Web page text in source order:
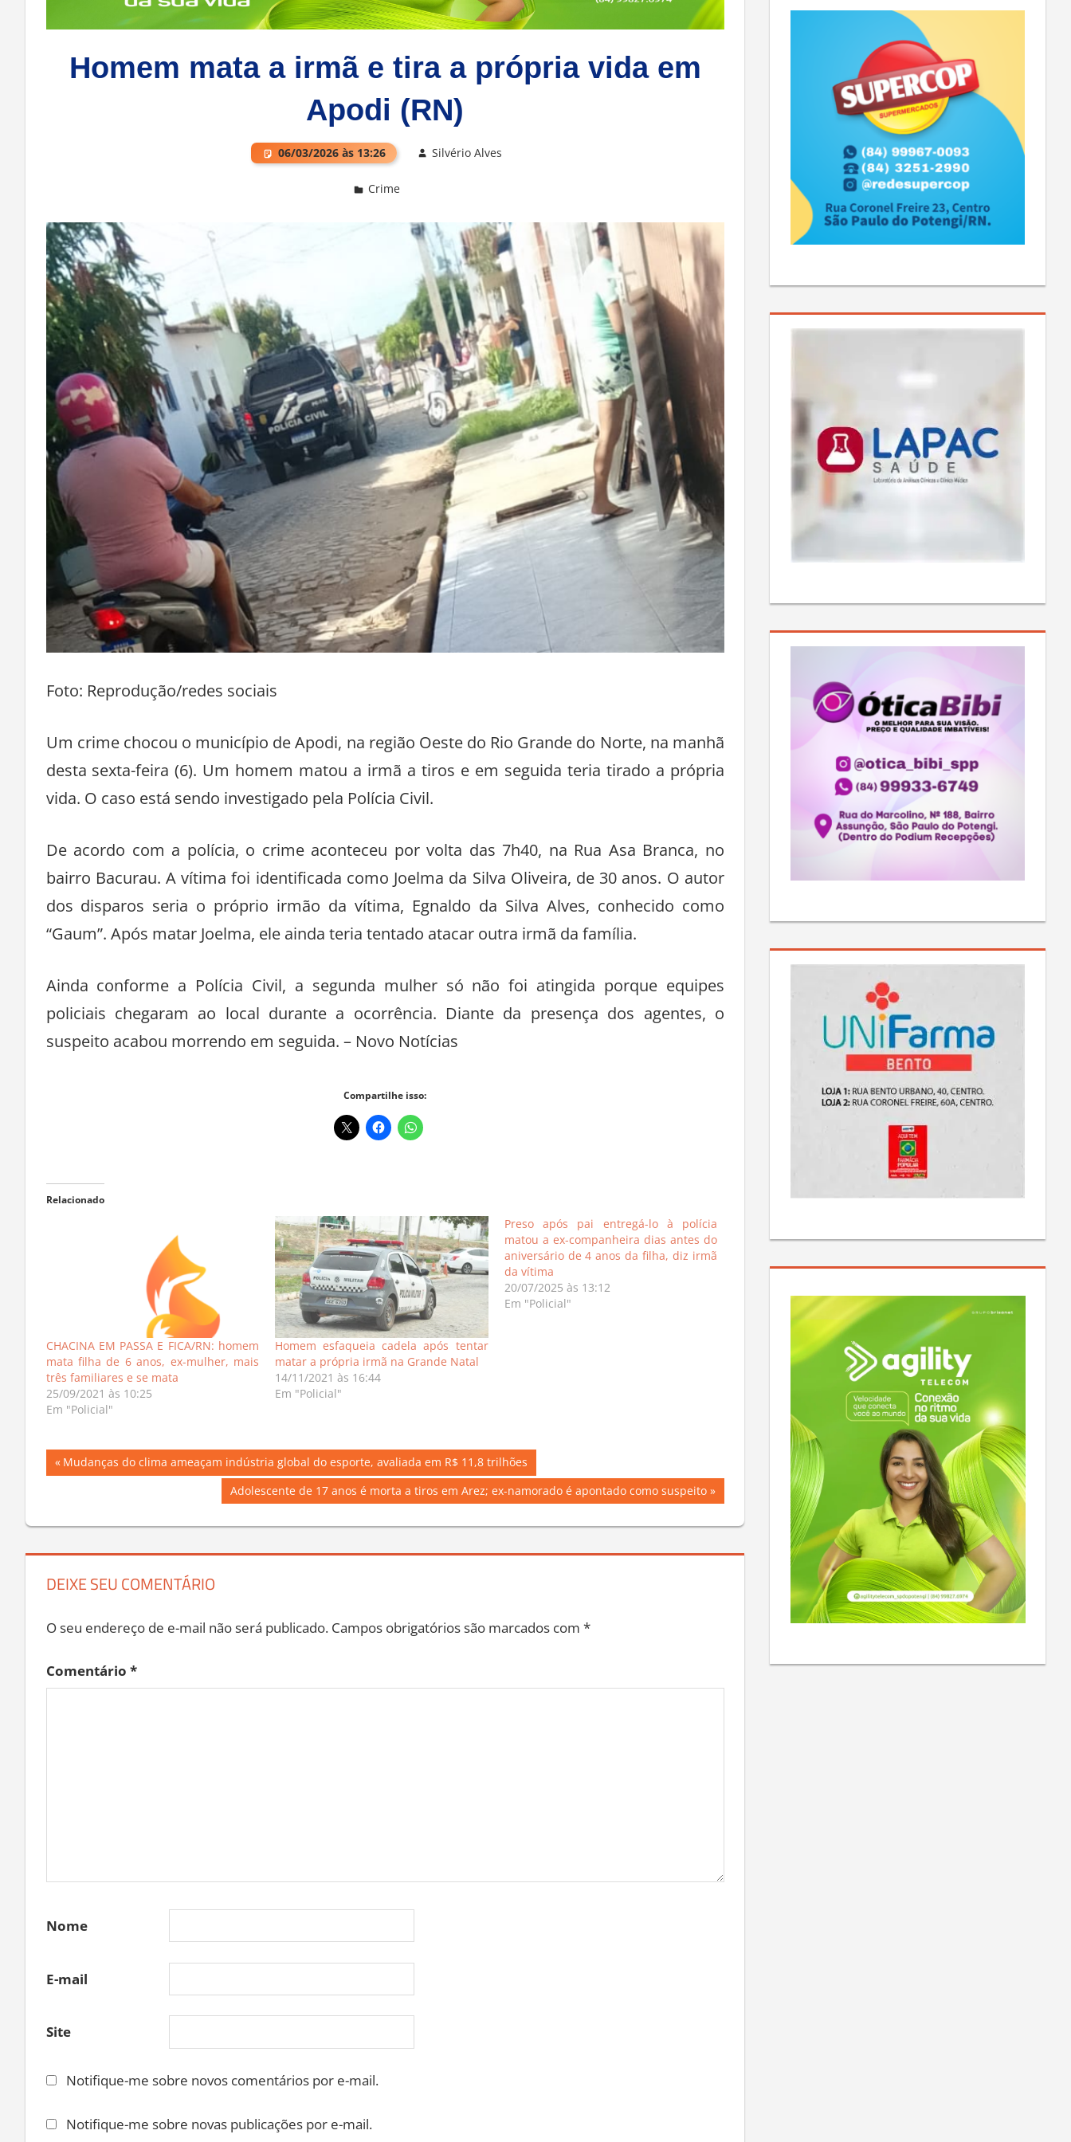
Homem mata a irmã e tira a própria vida em
Apodi (RN)
06/03/2026 às 13:26
Foto: Reprodução/redes sociais
Um crime chocou o município de Apodi, na região Oeste do Rio Grande do Norte, na manhã
desta sexta-feira (6). Um homem matou a irmã a tiros e em seguida teria tirado a própria
vida. O caso está sendo investigado pela Polícia Civil.
De acordo com a polícia, o crime aconteceu por volta das 7h40, na Rua Asa Branca, no
bairro Bacurau. A vítima foi identificada como Joelma da Silva Oliveira, de 30 anos. O autor
dos disparos seria o próprio irmão da vítima, Egnaldo da Silva Alves, conhecido como
“Gaum”. Após matar Joelma, ele ainda teria tentado atacar outra irmã da família.
Ainda conforme a Polícia Civil, a segunda mulher só não foi atingida porque equipes
policiais chegaram ao local durante a ocorrência. Diante da presença dos agentes, o
suspeito acabou morrendo em seguida. – Novo Notícias
Compartilhe isso:
CHACINA EM PASSA E FICA/RN: homem
mata filha de 6 anos, ex-mulher, mais
três familiares e se mata
25/09/2021 às 10:25
Em "Policial"
Homem esfaqueia cadela após tentar
matar a própria irmã na Grande Natal
14/11/2021 às 16:44
Em "Policial"
Preso após pai entregá-lo à polícia
matou a ex-companheira dias antes do
aniversário de 4 anos da filha, diz irmã
da vítima
20/07/2025 às 13:12
Navegação
Post
Previous
Mudanças do clima ameaçam indústria global do esporte, avaliada em R$ 11,8 trilhões
Next
Adolescente de 17 anos é morta a tiros em Arez; ex-namorado é apontado como suspeito
DEIXE SEU COMENTÁRIO
O seu endereço de e-mail não será publicado. Campos obrigatórios são marcados com
Comentário
Nome
E-mail
Site
Notifique-me sobre novos comentários por e-mail.
Notifique-me sobre novas publicações por e-mail.